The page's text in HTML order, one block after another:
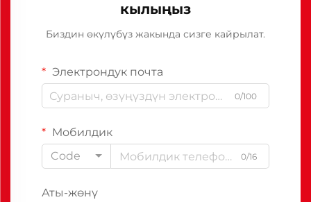
кылыңыз
Биздин өкүлүбүз жакында сизге кайрылат.
Электрондук почта
0/100
Мобилдик
Code
0/16
Аты-жөнү